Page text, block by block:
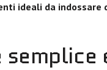
ideali da